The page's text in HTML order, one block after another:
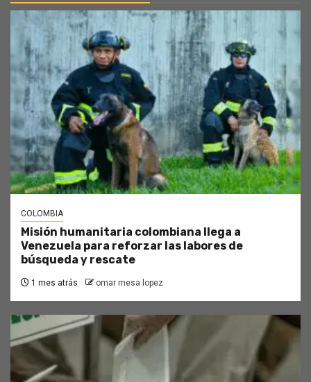
COLOMBIA
Misión humanitaria colombiana llega a
Venezuela para reforzar las labores de
búsqueda y rescate
1 mes atrás omar mesa lopez